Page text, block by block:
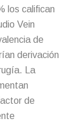
los califican
Vein
de
derivación
La
de